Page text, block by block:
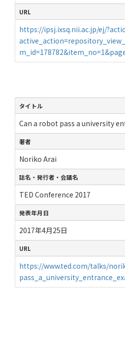
URL
https://ipsj.ixsq.nii.ac.jp/ej/
タイトル
Can a robot pass a university
著者
Noriko Arai
誌名・発行者・会議名
TED Conference 2017
発表年月日
2017年4月25日
URL
https://www.ted.com/talks/